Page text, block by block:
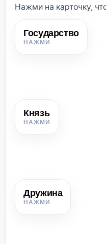
Нажми на карточку,
Государство
Организация
дань, защищает
Князь
Военный и
Дружина
Постоянные